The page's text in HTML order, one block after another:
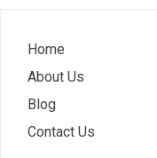
Home
About Us
Blog
Contact Us